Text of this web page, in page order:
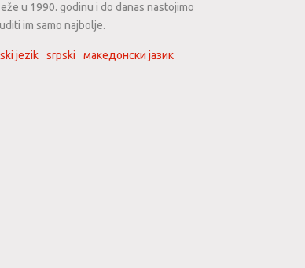
u 1990. godinu i do danas nastojimo
im samo najbolje.
jezik srpski
македонски јазик